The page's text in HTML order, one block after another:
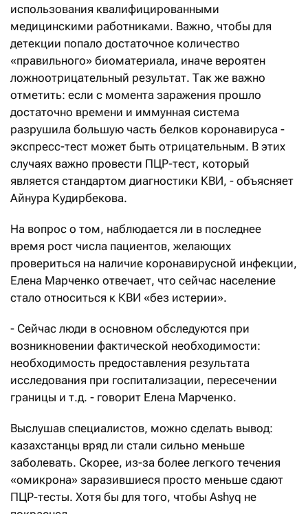
использования квалифицированными
медицинскими работниками. Важно, чтобы для
детекции попало достаточное количество
«правильного» биоматериала, иначе вероятен
ложноотрицательный результат. Так же важно
отметить: если с момента заражения прошло
достаточно времени и иммунная система
разрушила большую часть белков коронавируса -
экспресс-тест может быть отрицательным. В этих
случаях важно провести ПЦР-тест, который
является стандартом диагностики КВИ, - объясняет
Айнура Кудирбекова.
На вопрос о том, наблюдается ли в последнее
время рост числа пациентов, желающих
провериться на наличие коронавирусной инфекции,
Елена Марченко отвечает, что сейчас население
стало относиться к КВИ «без истерии».
- Сейчас люди в основном обследуются при
возникновении фактической необходимости:
необходимость предоставления результата
исследования при госпитализации, пересечении
границы и т.д. - говорит Елена Марченко.
Выслушав специалистов, можно сделать вывод:
казахстанцы вряд ли стали сильно меньше
заболевать. Скорее, из-за более легкого течения
«омикрона» заразившиеся просто меньше сдают
ПЦР-тесты. Хотя бы для того, чтобы Ashyq не